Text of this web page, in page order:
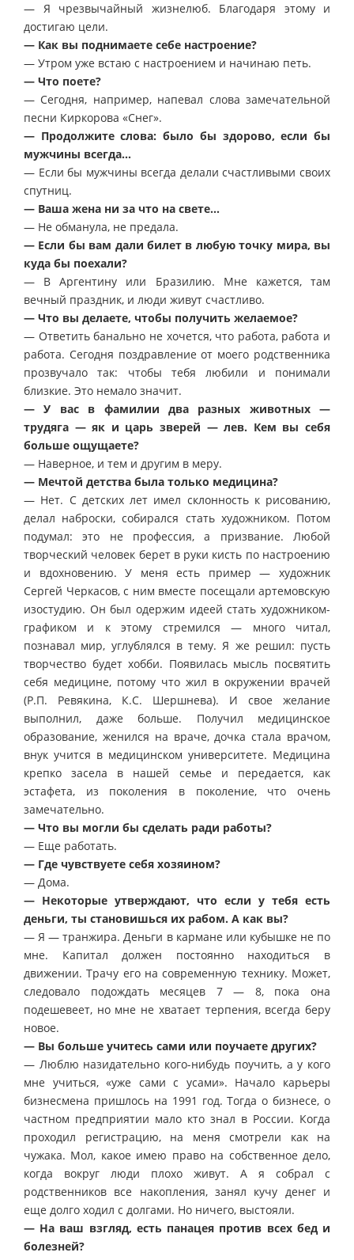
— Я чрезвычайный жизнелюб. Благодаря этому и
достигаю цели.
— Как вы поднимаете себе настроение?
— Утром уже встаю с настроением и начинаю петь.
— Что поете?
— Сегодня, например, напевал слова замечательной
песни Киркорова «Снег».
— Продолжите слова: было бы здорово, если бы
мужчины всегда…
— Если бы мужчины всегда делали счастливыми своих
спутниц.
— Ваша жена ни за что на свете…
— Не обманула, не предала.
— Если бы вам дали билет в любую точку мира, вы
куда бы поехали?
— В Аргентину или Бразилию. Мне кажется, там
вечный праздник, и люди живут счастливо.
— Что вы делаете, чтобы получить желаемое?
— Ответить банально не хочется, что работа, работа и
работа. Сегодня поздравление от моего родственника
прозвучало так: чтобы тебя любили и понимали
близкие. Это немало значит.
— У вас в фамилии два разных животных —
трудяга — як и царь зверей — лев. Кем вы себя
больше ощущаете?
— Наверное, и тем и другим в меру.
— Мечтой детства была только медицина?
— Нет. С детских лет имел склонность к рисованию,
делал наброски, собирался стать художником. Потом
подумал: это не профессия, а призвание. Любой
творческий человек берет в руки кисть по настроению
и вдохновению. У меня есть пример — художник
Сергей Черкасов, с ним вместе посещали артемовскую
изостудию. Он был одержим идеей стать художником-
графиком и к этому стремился — много читал,
познавал мир, углублялся в тему. Я же решил: пусть
творчество будет хобби. Появилась мысль посвятить
себя медицине, потому что жил в окружении врачей
(Р.П. Ревякина, К.С. Шершнева). И свое желание
выполнил, даже больше. Получил медицинское
образование, женился на враче, дочка стала врачом,
внук учится в медицинском университете. Медицина
крепко засела в нашей семье и передается, как
эстафета, из поколения в поколение, что очень
замечательно.
— Что вы могли бы сделать ради работы?
— Еще работать.
— Где чувствуете себя хозяином?
— Дома.
— Некоторые утверждают, что если у тебя есть
деньги, ты становишься их рабом. А как вы?
— Я — транжира. Деньги в кармане или кубышке не по
мне. Капитал должен постоянно находиться в
движении. Трачу его на современную технику. Может,
следовало подождать месяцев 7 — 8, пока она
подешевеет, но мне не хватает терпения, всегда беру
новое.
— Вы больше учитесь сами или поучаете других?
— Люблю назидательно кого-нибудь поучить, а у кого
мне учиться, «уже сами с усами». Начало карьеры
бизнесмена пришлось на 1991 год. Тогда о бизнесе, о
частном предприятии мало кто знал в России. Когда
проходил регистрацию, на меня смотрели как на
чужака. Мол, какое имею право на собственное дело,
когда вокруг люди плохо живут. А я собрал с
родственников все накопления, занял кучу денег и
еще долго ходил с долгами. Но ничего, выстояли.
— На ваш взгляд, есть панацея против всех бед и
болезней?